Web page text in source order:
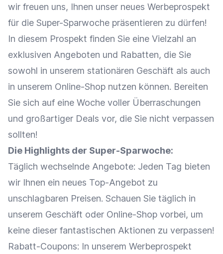
wir freuen uns, Ihnen unser neues Werbeprospekt
für die Super-Sparwoche präsentieren zu dürfen!
In diesem Prospekt finden Sie eine Vielzahl an
exklusiven Angeboten und Rabatten, die Sie
sowohl in unserem stationären Geschäft als auch
in unserem Online-Shop nutzen können. Bereiten
Sie sich auf eine Woche voller Überraschungen
und großartiger Deals vor, die Sie nicht verpassen
sollten!
Die Highlights der Super-Sparwoche:
Täglich wechselnde Angebote: Jeden Tag bieten
wir Ihnen ein neues Top-Angebot zu
unschlagbaren Preisen. Schauen Sie täglich in
unserem Geschäft oder Online-Shop vorbei, um
keine dieser fantastischen Aktionen zu verpassen!
Rabatt-Coupons: In unserem Werbeprospekt